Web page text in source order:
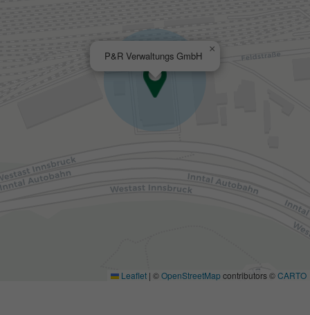
P&R Verwaltungs GmbH
×
Leaflet | ©OpenStreetMap contributors ©CARTO